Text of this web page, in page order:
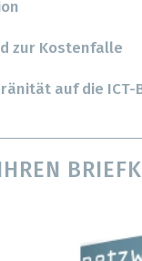
zur Kostenfalle
auf die